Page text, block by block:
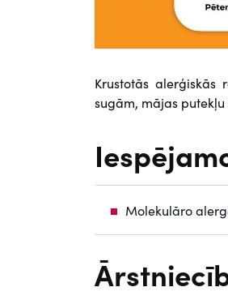
Krustotās
sugām, mājas
Molekulāro